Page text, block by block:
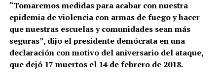
“Tomaremos medidas para acabar con nuestra
epidemia de violencia con armas de fuego y hacer
que nuestras escuelas y comunidades sean más
seguras”, dijo el presidente demócrata en una
declaración con motivo del aniversario del ataque,
que dejó 17 muertos el 14 de febrero de 2018.